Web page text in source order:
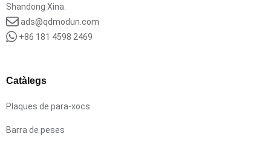
Shandong Xina.
ads@qdmodun.com
+86 181 4598 2469
Catàlegs
Plaques de para-xocs
Barra de peses